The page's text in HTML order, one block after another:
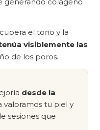
el tono y la
visiblemente las
de los poros.
desde la
valoramos tu piel y
sesiones que